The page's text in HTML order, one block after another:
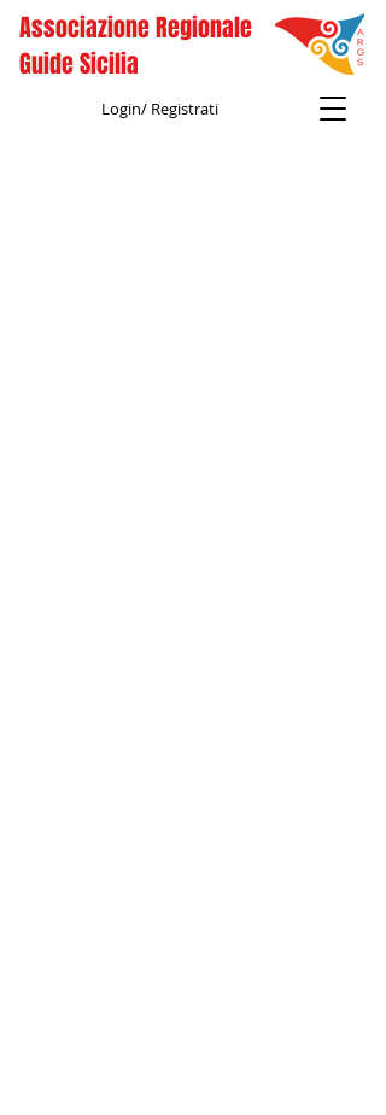
Associazione Regionale
Guide Sicilia
Login/ Registrati